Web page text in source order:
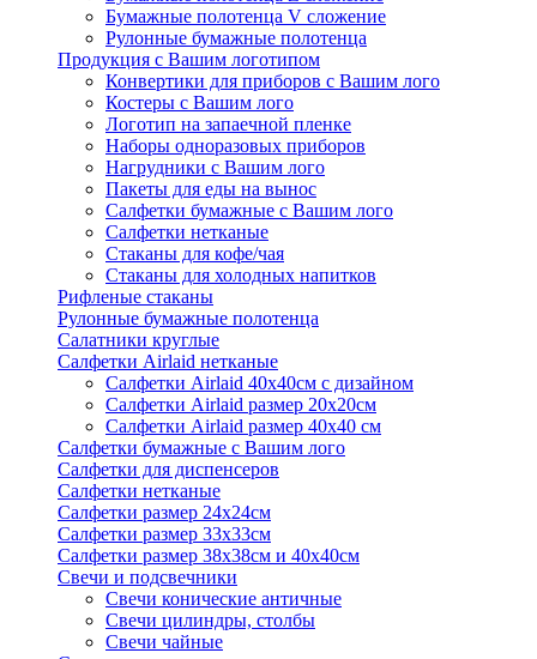
Бумажные полотенца V сложение
Рулонные бумажные полотенца
Продукция с Вашим логотипом
Конвертики для приборов с Вашим лого
Костеры с Вашим лого
Логотип на запаечной пленке
Наборы одноразовых приборов
Нагрудники с Вашим лого
Пакеты для еды на вынос
Салфетки бумажные с Вашим лого
Салфетки нетканые
Стаканы для кофе/чая
Стаканы для холодных напитков
Рифленые стаканы
Рулонные бумажные полотенца
Салатники круглые
Салфетки Airlaid нетканые
Салфетки Airlaid 40х40см с дизайном
Салфетки Airlaid размер 20х20см
Салфетки Airlaid размер 40х40 см
Салфетки бумажные с Вашим лого
Салфетки для диспенсеров
Салфетки нетканые
Салфетки размер 24х24см
Салфетки размер 33х33см
Салфетки размер 38х38см и 40х40см
Свечи и подсвечники
Свечи конические античные
Свечи цилиндры, столбы
Свечи чайные